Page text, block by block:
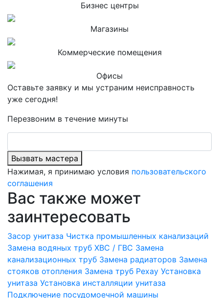
Бизнес центры
Магазины
Коммерческие помещения
Офисы
Оставьте заявку и мы устраним неисправность
уже сегодня!
Перезвоним в течение минуты
Вызвать мастера
Нажимая, я принимаю условия пользовательского
соглашения
Вас также может
заинтересовать
Засор унитаза Чистка промышленных канализаций
Замена водяных труб ХВС / ГВС Замена
канализационных труб Замена радиаторов Замена
стояков отопления Замена труб Рехау Установка
унитаза Установка инсталляции унитаза
Подключение посудомоечной машины